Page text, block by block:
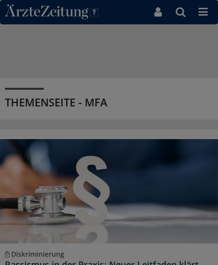
Direkt zum Inhaltsbereich
THEMENSEITE - MFA
Diskriminierung